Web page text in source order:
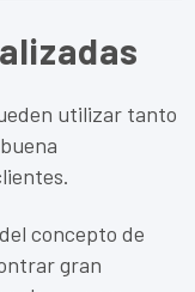
utilizar tanto
concepto de
gran